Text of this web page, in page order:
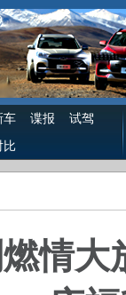
车 谍报
试驾
比
情大